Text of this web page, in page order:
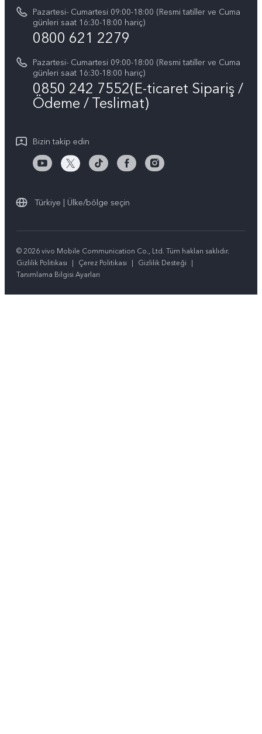
Başlangıç ve Kullanım ​​Kılavuzu
Garanti Politikamız
Müşteri Hizmetleri Gizlilik Beyanı
Yasal Bildirimler
Hakkımızda
Sürdürülebilirlik
vivo Gizlilik Merkezi
Pazartesi- Cumartesi 09:00-18:00 (Resmi tatiller ve Cuma
günleri saat 16:30-18:00 hariç)
0800 621 2279
Pazartesi- Cumartesi 09:00-18:00 (Resmi tatiller ve Cuma
günleri saat 16:30-18:00 hariç)
0850 242 7552(E-ticaret Sipariş /
Ödeme / Teslimat)
Bizin takip edin
Türkiye | Ülke/bölge seçin
© 2026 vivo Mobile Communication Co., Ltd. Tüm hakları saklıdır.
Gizlilik Politikası
| Çerez Politikası | Gizlilik Desteği
|
Tanımlama Bilgisi Ayarları